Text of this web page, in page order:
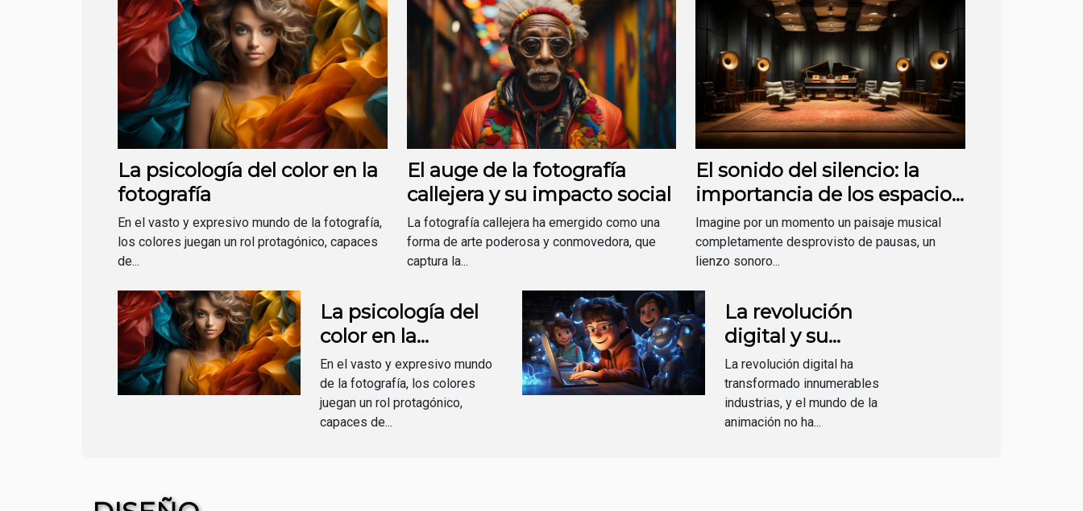
La psicología del color en la
fotografía
En el vasto y expresivo mundo de la fotografía,
los colores juegan un rol protagónico, capaces
de...
El auge de la fotografía
callejera y su impacto social
La fotografía callejera ha emergido como una
forma de arte poderosa y conmovedora, que
captura la...
El sonido del silencio: la
importancia de los espacios
sonoros en la música
Imagine por un momento un paisaje musical
completamente desprovisto de pausas, un
lienzo sonoro...
La psicología del
color en la
fotografía
En el vasto y expresivo mundo
de la fotografía, los colores
juegan un rol protagónico,
capaces de...
La revolución
digital y su
impacto en la
animación
La revolución digital ha
transformado innumerables
industrias, y el mundo de la
animación no ha...